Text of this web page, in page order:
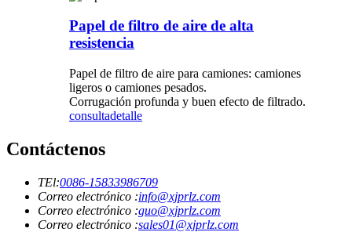
Papel de filtro de aire de alta
resistencia
Papel de filtro de aire para camiones: camiones
ligeros o camiones pesados.
Corrugación profunda y buen efecto de filtrado.
consultadetalle
Contáctenos
TEl:0086-15833986709
Correo electrónico :info@xjprlz.com
Correo electrónico :guo@xjprlz.com
Correo electrónico :sales01@xjprlz.com